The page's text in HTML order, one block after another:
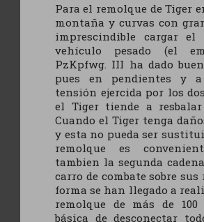
Para el remolque de Tiger
montaña y curvas con
imprescindible cargar
vehículo pesado (el
PzKpfwg. III ha dado
pues en pendientes y
tensión ejercida por los
el Tiger tiende a resbalar
Cuando el Tiger tenga
y esta no pueda ser
remolque es
tambien la segunda
carro de combate sobre sus
forma se han llegado a
remolque de más de
básica de desconectar